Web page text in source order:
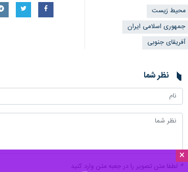
×
محیط زیست
جمهوری اسلامی ایران
آفریقای جنوبی
نظر شما
* لطفا متن تصویر را در جعبه متن وارد کنید